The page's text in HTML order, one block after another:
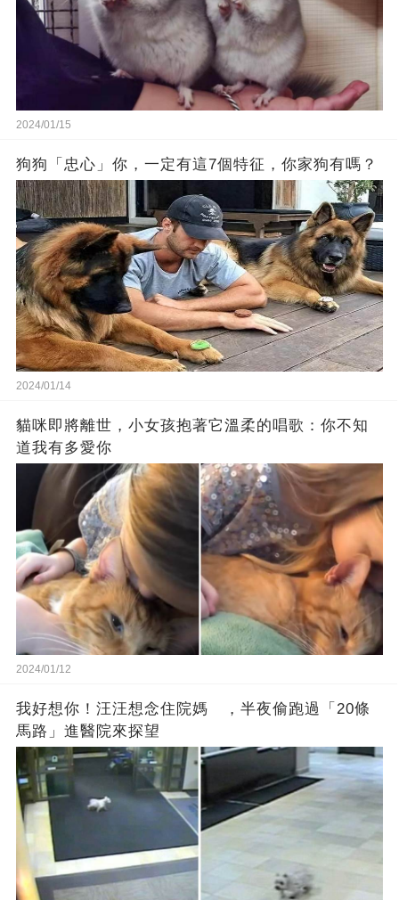
2024/01/15
狗狗「忠心」你，一定有這7個特征，你家狗有嗎？
2024/01/14
貓咪即將離世，小女孩抱著它溫柔的唱歌：你不知
道我有多愛你
2024/01/12
我好想你！汪汪想念住院媽 ，半夜偷跑過「20條
馬路」進醫院來探望